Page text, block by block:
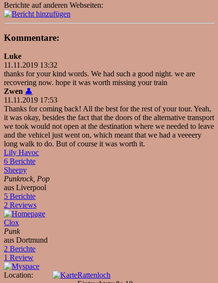
Berichte auf anderen Webseiten:
Kommentare:
Luke
11.11.2019 13:32
thanks for your kind words. We had such a good night. we are
recovering now. hope it was worth missing your train
Zwen 👤
11.11.2019 17:53
Thanks for coming back! All the best for the rest of your tour. Yeah,
it was okay, besides the fact that the doors of the alternative transport
we took would not open at the destination where we needed to leave
and the vehicel just went on, which meant that we had a veeeery
long walk to do. But of course it was worth it.
Lily Havoc
6 Berichte
Sheepy
Punkrock, Pop
aus Liverpool
5 Berichte
2 Reviews
Clox
Punk
aus Dortmund
2 Berichte
1 Review
Location:
Rattenloch